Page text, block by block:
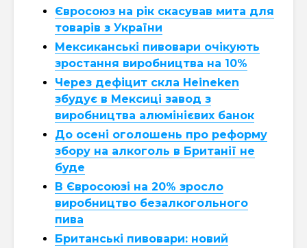
Євросоюз на рік скасував мита для
товарів з України
Мексиканські пивовари очікують
зростання виробництва на 10%
Через дефіцит скла Heineken
збудує в Мексиці завод з
виробництва алюмінієвих банок
До осені оголошень про реформу
збору на алкоголь в Британії не
буде
В Євросоюзі на 20% зросло
виробництво безалкогольного
пива
Британські пивовари: новий